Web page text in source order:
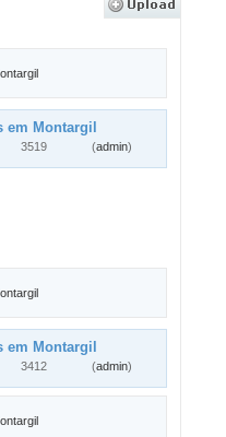
Montargil
3519 (admin)
Montargil
3412 (admin)